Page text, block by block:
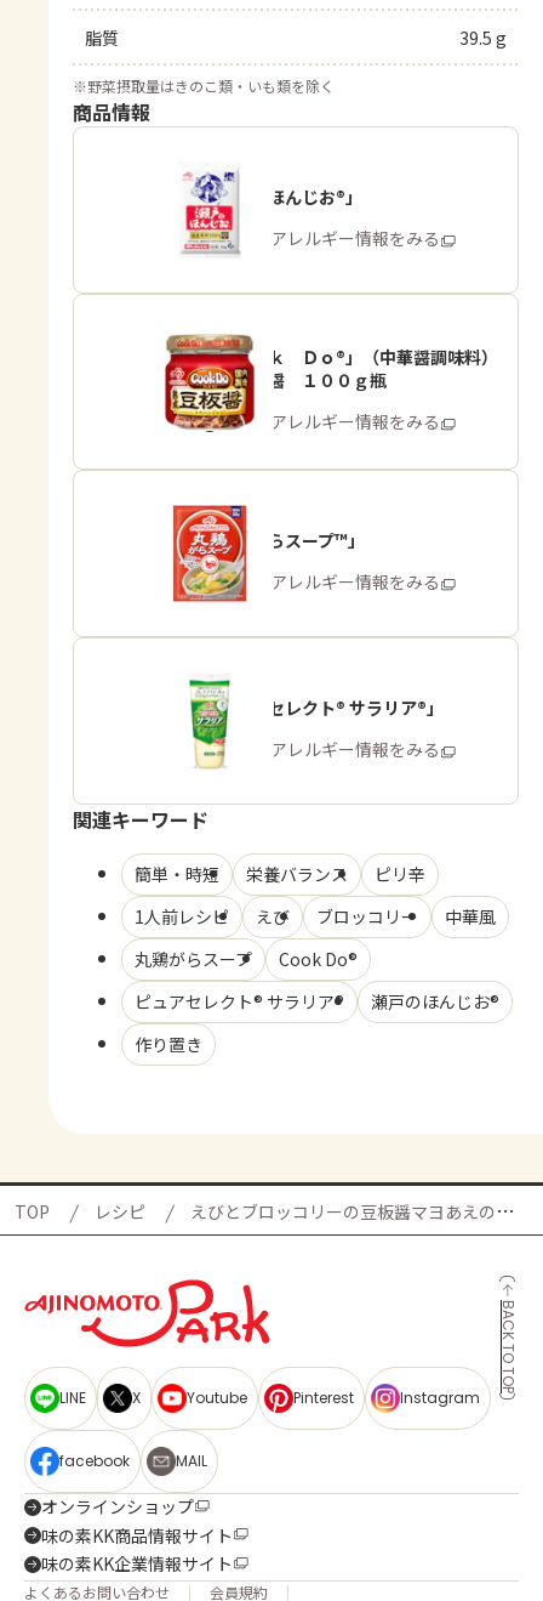
脂質 39.5 g
※野菜摂取量はきのこ類・いも類を除く
商品情報
「瀬戸のほんじお®」
商品・アレルギー情報をみる
「Ｃｏｏｋ Ｄｏ®」（中華醤調味料）
熟成豆板醤 １００ｇ瓶
商品・アレルギー情報をみる
「丸鶏がらスープ™」
商品・アレルギー情報をみる
「ピュアセレクト® サラリア®」
商品・アレルギー情報をみる
関連キーワード
簡単・時短 栄養バランス
ピリ辛
1人前レシピ
えび ブロッコリー
中華風
丸鶏がらスープ
Cook Do®
ピュアセレクト® サラリア®
瀬戸のほんじお®
作り置き
TOP レシピ えびとブロッコリーの豆板醤マヨあえの献立
BACK TO TOP
LINE X Youtube Pinterest Instagram
facebook MAIL
オンラインショップ
味の素KK商品情報サイト
味の素KK企業情報サイト
よくあるお問い合わせ 会員規約